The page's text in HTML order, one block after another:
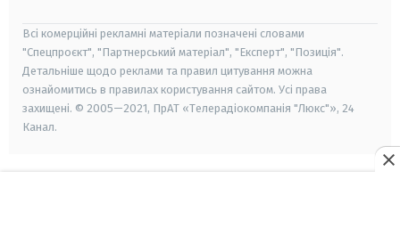
Всі комерційні рекламні матеріали позначені словами
"Спецпроєкт", "Партнерський матеріал", "Експерт", "Позиція".
Детальніше щодо реклами та правил цитування можна
ознайомитись в правилах користування сайтом. Усі права
захищені. © 2005—2021, ПрАТ «Телерадіокомпанія "Люкс"», 24
Канал.